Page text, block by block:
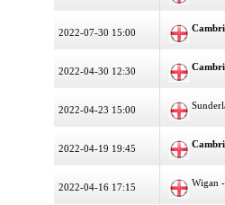
2022-07-30 15:00
2022-04-30 12:30
2022-04-23 15:00
2022-04-19 19:45
2022-04-16 17:15 Wigan